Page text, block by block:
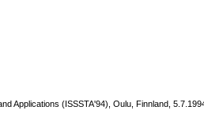
Applications (ISSSTA'94), Oulu, Finnland,